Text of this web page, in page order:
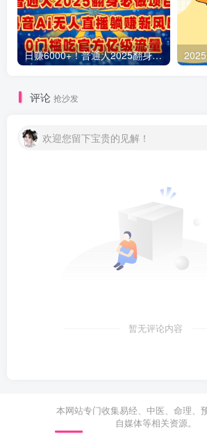
日赚6000+！普通人2025翻身必做项目，抖音Ai无人直播躺赚新风口，0门槛吃官方亿级流量
评论 抢沙发
欢迎您留下宝贵的见解！
暂无评论内容
本网站专门收集易经、中医、命理、
自媒体等相关资源。